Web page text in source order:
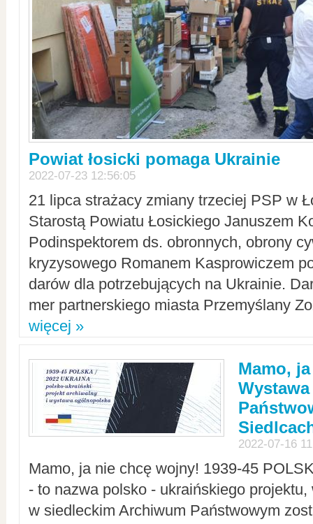
Powiat łosicki pomaga Ukrainie
2022-07-23 12:56:05
21 lipca strażacy zmiany trzeciej PSP w
Starostą Powiatu Łosickiego Januszem
Podinspektorem ds. obronnych, obrony
kryzysowego Romanem Kasprowiczem
darów dla potrzebujących na Ukrainie.
mer partnerskiego miasta Przemyślany
więcej »
Mamo,
2022-07-16
Mamo, ja nie chcę wojny! 1939-45
- to nazwa polsko - ukraińskiego
w siedleckim Archiwum Państwowym